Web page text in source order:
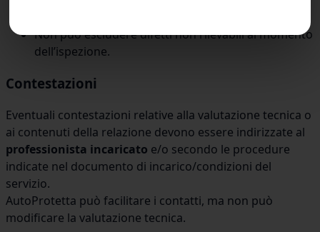
Non può escludere difetti non rilevabili al momento
dell’ispezione.
Contestazioni
Eventuali contestazioni relative alla valutazione tecnica o
ai contenuti della relazione devono essere indirizzate al
professionista incaricato e/o secondo le procedure
indicate nel documento di incarico/condizioni del
servizio.
AutoProtetta può facilitare i contatti, ma non può
modificare la valutazione tecnica.